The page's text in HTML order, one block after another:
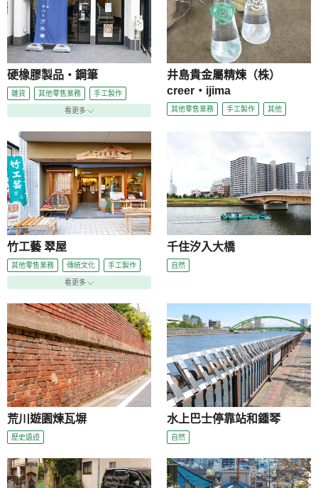
硬橡膠製品・鋼筆
雜貨 其他零售業務 手工製作
看更多
井島貴金屬精煉（株）
creer・ijima
其他零售業務 手工製作 其他
竹工藝 翠屋
其他零售業務 傳統文化 手工製作
看更多
千住汐入大橋
自然
荒川遊園煉瓦塀
歷史遺迹
水上巴士停靠站和鍾琴
自然